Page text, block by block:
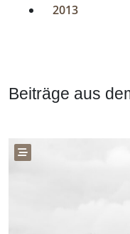
2013
Beiträge aus